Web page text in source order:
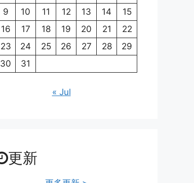
9
10 11 12 13 14
15
16
17 18 19 20 21
22
23
24 25 26 27 28
29
30
31
« Jul
更新